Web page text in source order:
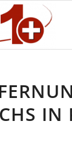
IN